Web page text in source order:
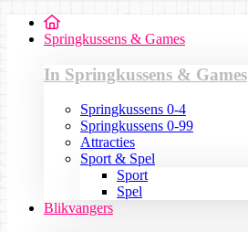
Springkussens & Games
In Springkussens & Games
Springkussens 0-4
Springkussens 0-99
Attracties
Sport & Spel
Sport
Spel
Blikvangers